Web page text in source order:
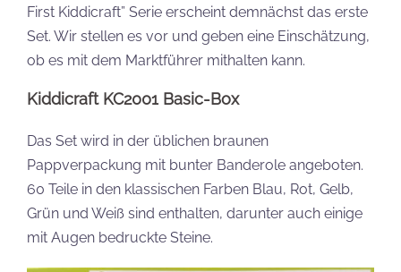
First Kiddicraft” Serie erscheint demnächst das erste
Set. Wir stellen es vor und geben eine Einschätzung,
ob es mit dem Marktführer mithalten kann.
Kiddicraft KC2001 Basic-Box
Das Set wird in der üblichen braunen
Pappverpackung mit bunter Banderole angeboten.
60 Teile in den klassischen Farben Blau, Rot, Gelb,
Grün und Weiß sind enthalten, darunter auch einige
mit Augen bedruckte Steine.